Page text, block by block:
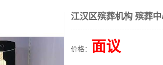
江汉区殡葬机构 殡葬
价格： 面议